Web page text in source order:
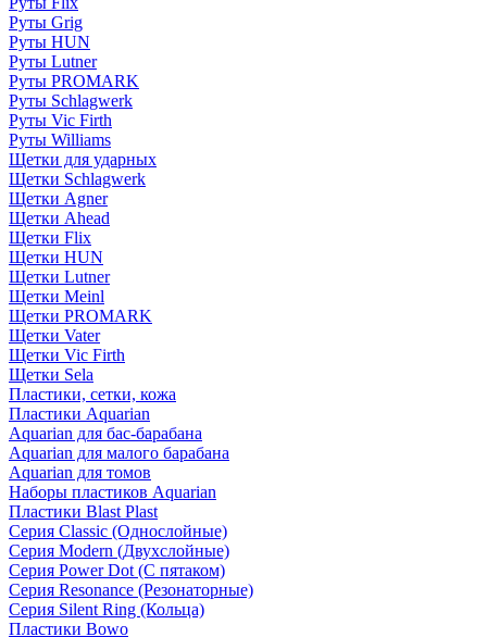
Руты Grig
Руты HUN
Руты Lutner
Руты PROMARK
Руты Schlagwerk
Руты Vic Firth
Руты Williams
Щетки для ударных
Щетки Schlagwerk
Щетки Agner
Щетки Ahead
Щетки Flix
Щетки HUN
Щетки Lutner
Щетки Meinl
Щетки PROMARK
Щетки Vater
Щетки Vic Firth
Щетки Sela
Пластики, сетки, кожа
Пластики Aquarian
Aquarian для бас-барабана
Aquarian для малого барабана
Aquarian для томов
Наборы пластиков Aquarian
Пластики Blast Plast
Серия Classic (Однослойные)
Серия Modern (Двухслойные)
Серия Power Dot (С пятаком)
Серия Resonance (Резонаторные)
Серия Silent Ring (Кольца)
Пластики Bowo